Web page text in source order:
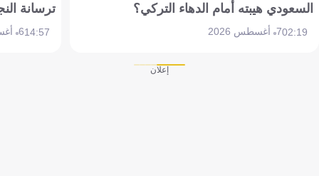
السعودي هيبته أمام الدهاء التركي؟
02:197 أغسطس 2026
ترسانة
14:576 أغسطس 2026
إعلان